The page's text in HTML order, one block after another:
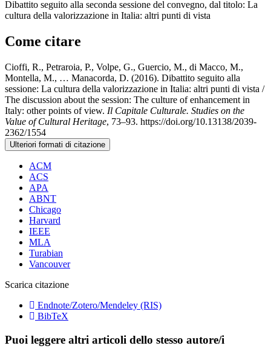
Dibattito seguito alla seconda sessione del convegno, dal titolo: La
cultura della valorizzazione in Italia: altri punti di vista
Come citare
Cioffi, R., Petraroia, P., Volpe, G., Guercio, M., di Macco, M.,
Montella, M., … Manacorda, D. (2016). Dibattito seguito alla
sessione: La cultura della valorizzazione in Italia: altri punti di vista /
The discussion about the session: The culture of enhancement in
Italy: other points of view. Il Capitale Culturale. Studies on the
Value of Cultural Heritage, 73–93. https://doi.org/10.13138/2039-
2362/1554
Ulteriori formati di citazione
ACM
ACS
APA
ABNT
Chicago
Harvard
IEEE
MLA
Turabian
Vancouver
Scarica citazione
Endnote/Zotero/Mendeley (RIS)
BibTeX
Puoi leggere altri articoli dello stesso autore/i